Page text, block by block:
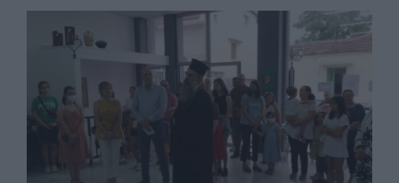
c
e
b
o
st
o
d
o
n
ai
l
ρ
α
σ
τε
ε